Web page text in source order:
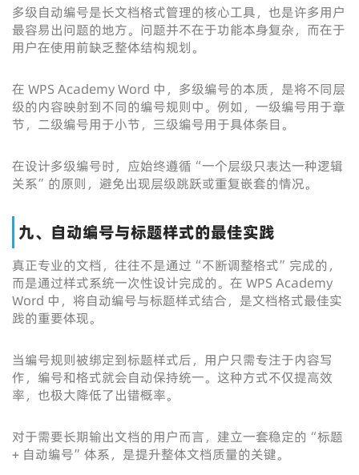
多级自动编号是长文档格式管理的核心工具，也是许多用户
最容易出问题的地方。问题并不在于功能本身复杂，而在于
用户在使用前缺乏整体结构规划。
在 WPS Academy Word 中，多级编号的本质，是将不同层
级的内容映射到不同的编号规则中。例如，一级编号用于章
节，二级编号用于小节，三级编号用于具体条目。
在设计多级编号时，应始终遵循“一个层级只表达一种逻辑
关系”的原则，避免出现层级跳跃或重复嵌套的情况。
九、自动编号与标题样式的最佳实践
真正专业的文档，往往不是通过“不断调整格式”完成的，
而是通过样式系统一次性设计完成的。在 WPS Academy
Word 中，将自动编号与标题样式结合，是文档格式最佳实
践的重要体现。
当编号规则被绑定到标题样式后，用户只需专注于内容写
作，编号和格式就会自动保持统一。这种方式不仅提高效
率，也极大降低了出错概率。
对于需要长期输出文档的用户而言，建立一套稳定的“标题
+ 自动编号”体系，是提升整体文档质量的关键。